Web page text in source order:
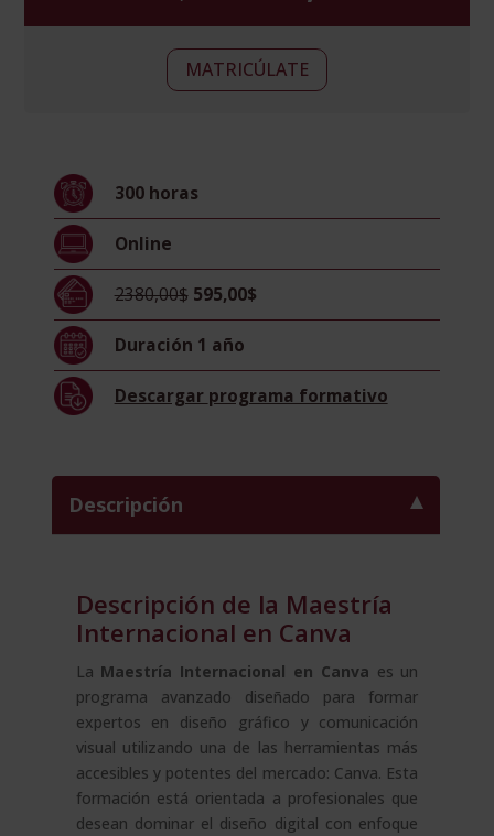
era:
2.380,00$.
Internacional
Diploma
por
de
Haya
cantidad
MATRICÚLATE
300 horas
Online
2380,00$ 595,00$
Duración 1 año
Descargar programa formativo
Descripción
Descripción de la Maestría
Internacional en Canva
La Maestría Internacional en Canva es un
programa avanzado diseñado para formar
expertos en diseño gráfico y comunicación
visual utilizando una de las herramientas más
accesibles y potentes del mercado: Canva. Esta
formación está orientada a profesionales que
desean dominar el diseño digital con enfoque